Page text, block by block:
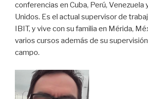
conferencias en Cuba, Perú, Venezuela
Unidos. Es el actual supervisor de
IBIT, y vive con su familia en Mérida,
varios cursos además de su
campo.